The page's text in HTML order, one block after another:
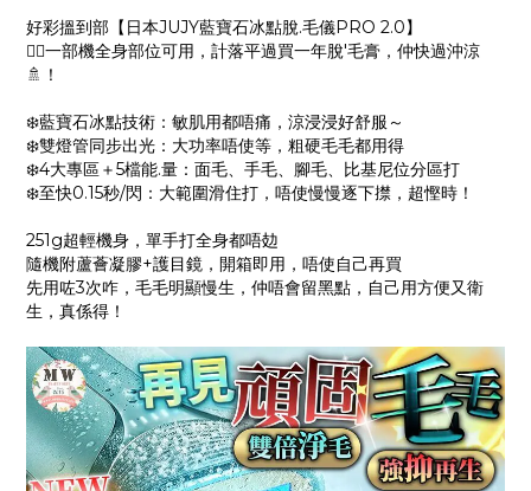
好彩搵到部【日本JUJY藍寶石冰點脫.毛儀PRO 2.0】
💁‍♀️一部機全身部位可用，計落平過買一年脫'毛膏，仲快過沖涼
🚿！
❄️藍寶石冰點技術：敏肌用都唔痛，涼浸浸好舒服～
❄️雙燈管同步出光：大功率唔使等，粗硬毛毛都用得
❄️4大專區＋5檔能.量：面毛、手毛、腳毛、比基尼位分區打
❄️至快0.15秒/閃：大範圍滑住打，唔使慢慢逐下㩒，超慳時！
251g超輕機身，單手打全身都唔攰
隨機附蘆薈凝膠+護目鏡，開箱即用，唔使自己再買
先用咗3次咋，毛毛明顯慢生，仲唔會留黑點，自己用方便又衛
生，真係得！